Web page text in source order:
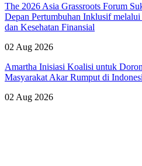
The 2026 Asia Grassroots Forum
Depan Pertumbuhan Inklusif
dan Kesehatan Finansial
02 Aug 2026
Amartha Inisiasi Koalisi untuk
Masyarakat Akar Rumput di
02 Aug 2026